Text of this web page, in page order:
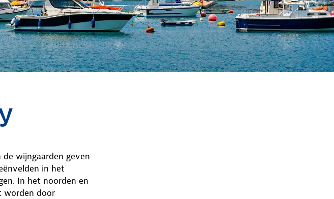
de wijngaarden geven
in het
In het noorden en
worden door